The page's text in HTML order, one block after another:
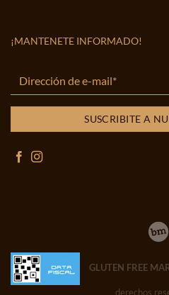
¡MANTENETE INFORMADO!
GLUTEN FREE
derechos